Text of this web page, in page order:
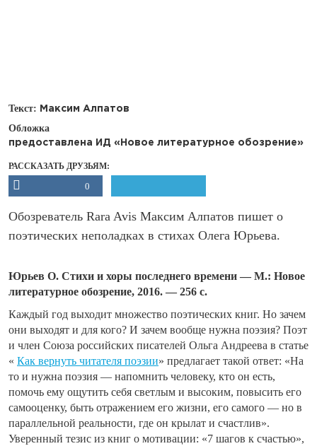
Текст: Максим Алпатов
Обложка
предоставлена ИД «Новое литературное обозрение»
РАССКАЗАТЬ ДРУЗЬЯМ:
0
Обозреватель Rara Avis Максим Алпатов пишет о
поэтических неполадках в стихах Олега Юрьева.
Юрьев О. Стихи и хоры последнего времени — М.: Новое
литературное обозрение, 2016. — 256 с.
Каждый год выходит множество поэтических книг. Но зачем
они выходят и для кого? И зачем вообще нужна поэзия? Поэт
и член Союза российских писателей Ольга Андреева в статье
« Как вернуть читателя поэзии» предлагает такой ответ: «На
то и нужна поэзия — напомнить человеку, кто он есть,
помочь ему ощутить себя светлым и высоким, повысить его
самооценку, быть отражением его жизни, его самого — но в
параллельной реальности, где он крылат и счастлив».
Уверенный тезис из книг о мотивации: «7 шагов к счастью»,